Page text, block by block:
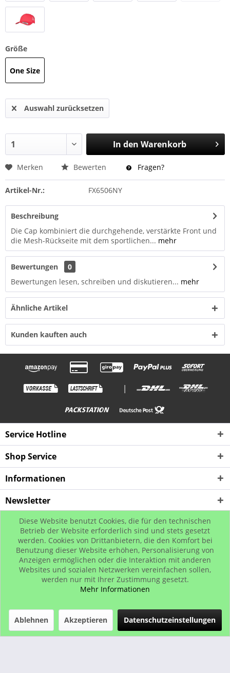
Größe
One Size
Auswahl zurücksetzen
In den Warenkorb
Merken Bewerten Fragen?
Artikel-Nr.: FX6506NY
Beschreibung
Die Cap kombiniert die durchgehende, verstärkte Front und
die Mesh-Rückseite mit dem sportlichen... mehr
Bewertungen
0
Bewertungen lesen, schreiben und diskutieren... mehr
Ähnliche Artikel
Kunden kauften auch
|
Service Hotline
Shop Service
Informationen
Newsletter
* Alle Preise inkl. gesetzl. Mehrwertsteuer zzgl. Versandkosten, wenn nicht
anders beschrieben
© www.urban-street-shop.com
Diese Website benutzt Cookies, die für den technischen
Betrieb der Website erforderlich sind und stets gesetzt
werden. Cookies von Drittanbietern, die den Komfort bei
Benutzung dieser Website erhöhen, Personalisierung von
Anzeigen ermöglichen oder die Interaktion mit anderen
Websites und sozialen Netzwerken vereinfachen sollen,
werden nur mit Ihrer Zustimmung gesetzt.
Mehr Informationen
Ablehnen Akzeptieren Datenschutzeinstellungen